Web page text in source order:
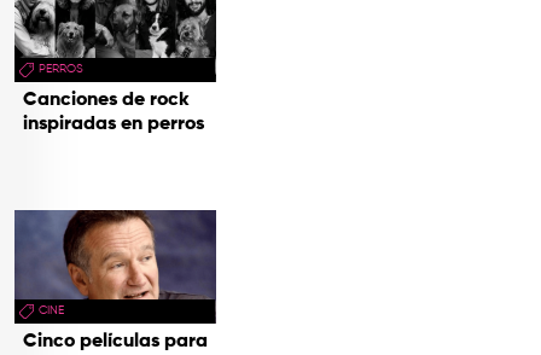
PERROS
Canciones de rock
inspiradas en perros
CINE
Cinco películas para